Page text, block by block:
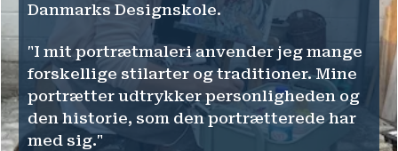
Danmarks Designskole.
"I mit portrætmaleri anvender jeg mange
forskellige stilarter og traditioner. Mine
portrætter udtrykker personligheden og
den historie, som den portrætterede har
med sig."